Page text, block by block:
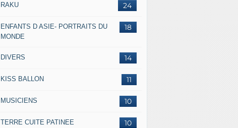
24
RAKU
18
ENFANTS D ASIE- PORTRAITS DU
MONDE
14
DIVERS
11
KISS BALLON
10
MUSICIENS
10
TERRE CUITE PATINEE